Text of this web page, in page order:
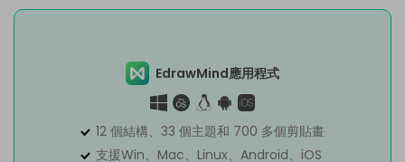
EdrawMind應用程式
12 個結構、33 個主題和 700 多個剪貼畫
支援Win、Mac、Linux、Android、iOS